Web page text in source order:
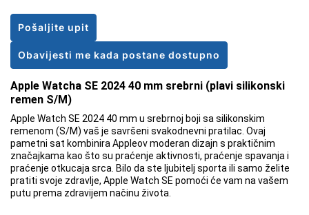
Apple Watcha SE 2024 40 mm srebrni (plavi silikonski
remen S/M)
Apple Watch SE 2024 40 mm u srebrnoj boji sa silikonskim
remenom (S/M) vaš je savršeni svakodnevni pratilac. Ovaj
pametni sat kombinira Appleov moderan dizajn s praktičnim
značajkama kao što su praćenje aktivnosti, praćenje spavanja i
praćenje otkucaja srca. Bilo da ste ljubitelj sporta ili samo želite
pratiti svoje zdravlje, Apple Watch SE pomoći će vam na vašem
putu prema zdravijem načinu života.
Pošaljite upit
Obavijesti me kada postane dostupno